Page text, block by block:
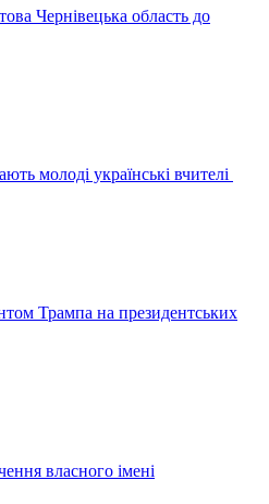
Чернівецька область до
молоді українські вчителі
Трампа на президентських
власного імені